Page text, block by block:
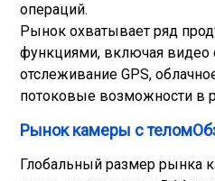
операций.
Рынок охватывает ряд
функциями, включая видео
отслеживание GPS,
потоковые возможности в
Рынок камеры с
Глобальный размер рынка